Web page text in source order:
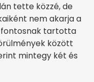
tette közzé, de
nem akarja a
fontosnak tartotta
között
mintegy két és